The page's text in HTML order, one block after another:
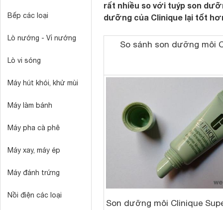
Bếp các loại
Lò nướng - Vỉ nướng
Lò vi sóng
Máy hút khói, khử mùi
Máy làm bánh
Máy pha cà phê
Máy xay, máy ép
Máy đánh trứng
Nồi điện các loại
rất nhiều so với tuýp son
dưỡng của Clinique lại tốt
So sánh son dưỡng môi
Son dưỡng môi Clinique